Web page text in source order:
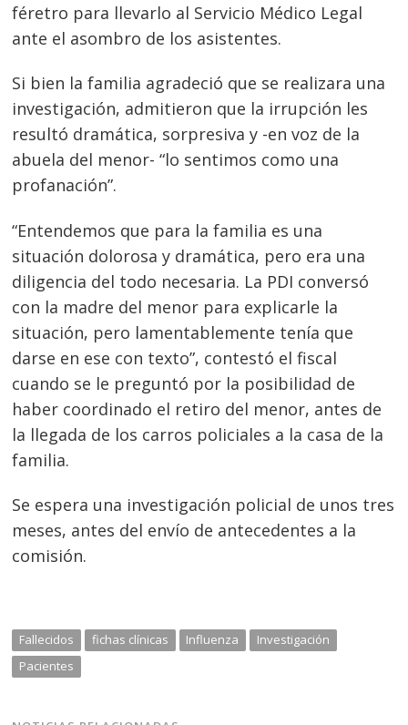
féretro para llevarlo al Servicio Médico Legal
ante el asombro de los asistentes.
Si bien la familia agradeció que se realizara una
investigación, admitieron que la irrupción les
resultó dramática, sorpresiva y -en voz de la
abuela del menor- “lo sentimos como una
profanación”.
“Entendemos que para la familia es una
situación dolorosa y dramática, pero era una
diligencia del todo necesaria. La PDI conversó
con la madre del menor para explicarle la
situación, pero lamentablemente tenía que
darse en ese con texto”, contestó el fiscal
cuando se le preguntó por la posibilidad de
haber coordinado el retiro del menor, antes de
la llegada de los carros policiales a la casa de la
familia.
Se espera una investigación policial de unos tres
meses, antes del envío de antecedentes a la
comisión.
Fallecidos fichas clínicas Influenza
Investigación
Pacientes